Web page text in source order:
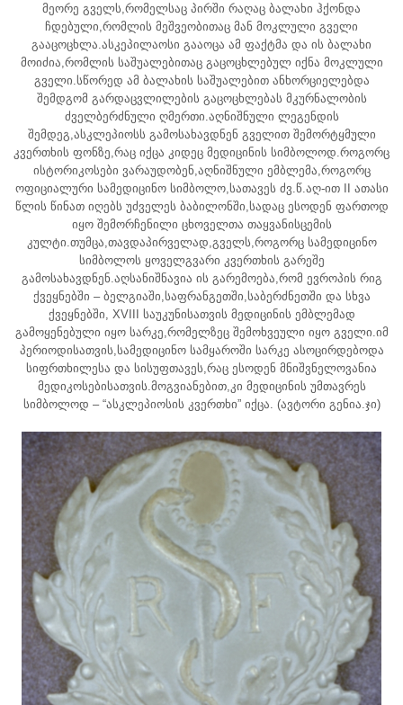
მეორე გველს,რომელსაც პირში რაღაც ბალახი ჰქონდა
ჩდებული,რომლის მეშვეობითაც მან მოკლული გველი
გააცოცხლა.ასკეპილაოსი გააოცა ამ ფაქტმა და ის ბალახი
მოიძია,რომლის საშუალებითაც გაცოცხლებულ იქნა მოკლული
გველი.სწორედ ამ ბალახის საშუალებით ანხორციელებდა
შემდგომ გარდაცვლილების გაცოცხლებას მკურნალობის
ძველბერძნული ღმერთი.აღნიშნული ლეგენდის
შემდეგ,ასკლეპიოსს გამოსახავდნენ გველით შემორტყმული
კვერთხის ფონზე,რაც იქცა კიდეც მედიცინის სიმბოლოდ.როგორც
ისტორიკოსები ვარაუდობენ,აღნიშნული ემბლემა,როგორც
ოფიციალური სამედიცინო სიმბოლო,სათავეს ძვ.წ.აღ-ით II ათასი
წლის წინათ იღებს უძველეს ბაბილონში,სადაც ესოდენ ფართოდ
იყო შემორჩენილი ცხოველთა თაყვანისცემის
კულტი.თუმცა,თავდაპირველად,გველს,როგორც სამედიცინო
სიმბოლოს ყოველგვარი კვერთხის გარეშე
გამოსახავდნენ.აღსანიშნავია ის გარემოება,რომ ევროპის რიგ
ქვეყნებში – ბელგიაში,საფრანგეთში,საბერძნეთში და სხვა
ქვეყნებში, XVIII საუკუნისათვის მედიცინის ემბლემად
გამოყენებული იყო სარკე,რომელზეც შემოხვეული იყო გველი.იმ
პერიოდისათვის,სამედიცინო სამყაროში სარკე ასოცირდებოდა
სიფრთხილესა და სისუფთავეს,რაც ესოდენ მნიშვნელოვანია
მედიკოსებისათვის.მოგვიანებით,კი მედიცინის უმთავრეს
სიმბოლოდ – “ასკლეპიოსის კვერთხი” იქცა. (ავტორი გენია.ჯი)